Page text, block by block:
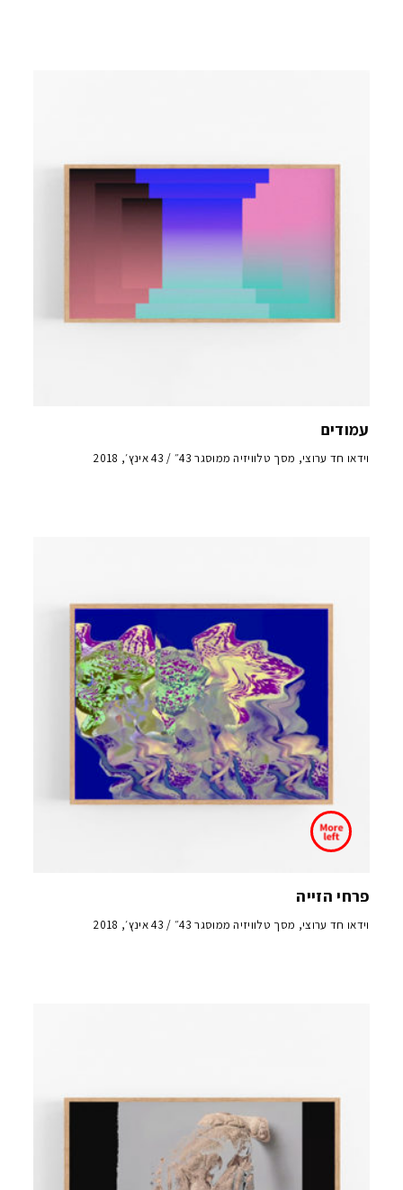
עמודים
וידאו חד ערוצי, מסך טלוויזיה ממוסגר 43״ / 43 אינץ׳, 2018
פרחי הזייה
וידאו חד ערוצי, מסך טלוויזיה ממוסגר 43״ / 43 אינץ׳, 2018